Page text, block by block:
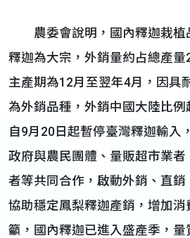
農委會說明，國內釋迦栽植
釋迦為大宗，外銷量約占總產量
主產期為12月至翌年4月，因具
為外銷品種，外銷中國大陸比
自9月20日起暫停臺灣釋迦輸入
政府與農民團體、量販超市業
者等共同合作，啟動外銷、直銷
協助穩定鳳梨釋迦產銷，增加
籲，國內釋迦已進入盛產季，